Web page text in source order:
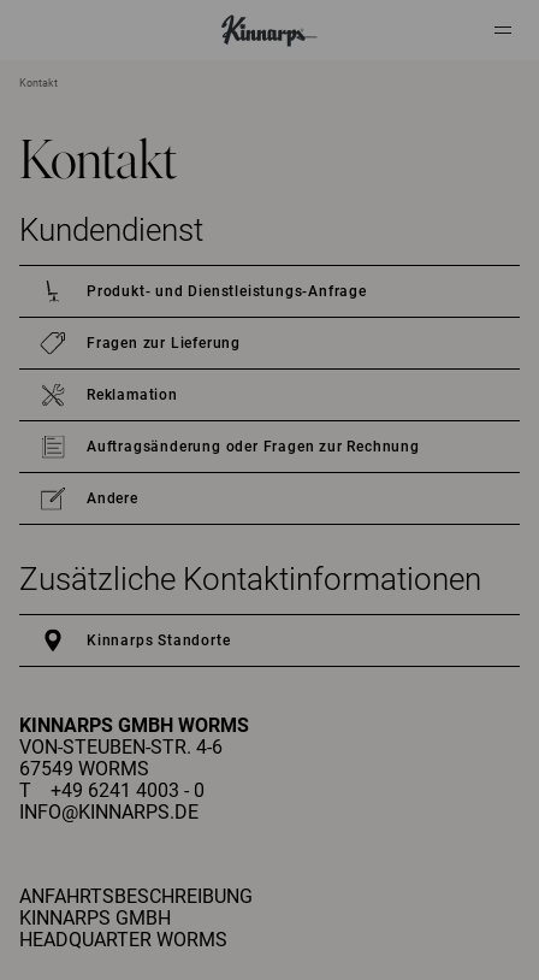
Kontakt
Kontakt
Kundendienst
Produkt- und Dienstleistungs-Anfrage
Fragen zur Lieferung
Reklamation
Auftragsänderung oder Fragen zur Rechnung
Andere
Zusätzliche Kontaktinformationen
Kinnarps Standorte
KINNARPS GMBH WORMS
VON-STEUBEN-STR. 4-6
67549 WORMS
T +49 6241 4003 - 0
INFO@KINNARPS.DE
ANFAHRTSBESCHREIBUNG
KINNARPS GMBH
HEADQUARTER WORMS